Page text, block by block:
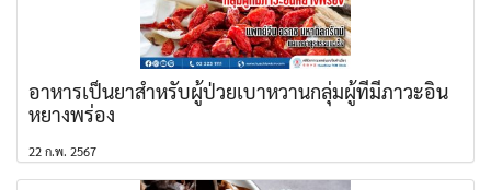
อาหารเป็นยาสำหรับผู้ป่วยเบาหวานกลุ่มผู้ที่มีภาวะอิน
หยางพร่อง
22 ก.พ. 2567